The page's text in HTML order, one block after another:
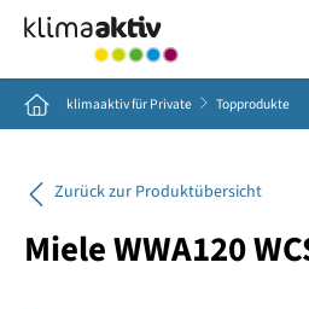
Home klimaaktiv für Private Topprodukte
Zurück zur Produktübersicht
Miele WWA120